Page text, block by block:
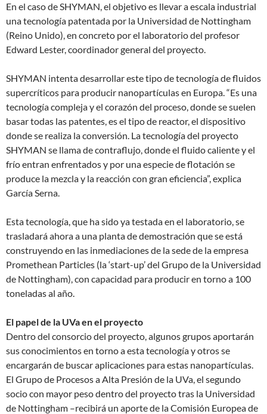
En el caso de SHYMAN, el objetivo es llevar a escala industrial
una tecnología patentada por la Universidad de Nottingham
(Reino Unido), en concreto por el laboratorio del profesor
Edward Lester, coordinador general del proyecto.
SHYMAN intenta desarrollar este tipo de tecnología de fluidos
supercríticos para producir nanopartículas en Europa. “Es una
tecnología compleja y el corazón del proceso, donde se suelen
basar todas las patentes, es el tipo de reactor, el dispositivo
donde se realiza la conversión. La tecnología del proyecto
SHYMAN se llama de contraflujo, donde el fluido caliente y el
frío entran enfrentados y por una especie de flotación se
produce la mezcla y la reacción con gran eficiencia”, explica
García Serna.
Esta tecnología, que ha sido ya testada en el laboratorio, se
trasladará ahora a una planta de demostración que se está
construyendo en las inmediaciones de la sede de la empresa
Promethean Particles (la ‘start-up’ del Grupo de la Universidad
de Nottingham), con capacidad para producir en torno a 100
toneladas al año.
El papel de la UVa en el proyecto
Dentro del consorcio del proyecto, algunos grupos aportarán
sus conocimientos en torno a esta tecnología y otros se
encargarán de buscar aplicaciones para estas nanopartículas.
El Grupo de Procesos a Alta Presión de la UVa, el segundo
socio con mayor peso dentro del proyecto tras la Universidad
de Nottingham –recibirá un aporte de la Comisión Europea de